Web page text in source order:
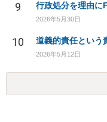
9 行政処分を理由に
2026年5月30日
10 道義的責任という
2026年5月12日